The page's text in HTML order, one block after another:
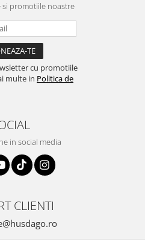
si promotiile noastre
cu promotiile
multe in Politica de
in social media
CLIENTI